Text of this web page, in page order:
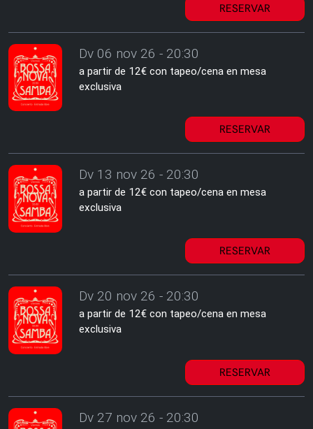
RESERVAR
Dv 06 nov 26 - 20:30
a partir de 12€ con tapeo/cena en mesa
exclusiva
RESERVAR
Dv 13 nov 26 - 20:30
a partir de 12€ con tapeo/cena en mesa
exclusiva
RESERVAR
Dv 20 nov 26 - 20:30
a partir de 12€ con tapeo/cena en mesa
exclusiva
RESERVAR
Dv 27 nov 26 - 20:30